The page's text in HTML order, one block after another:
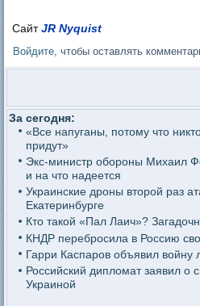
СайтJR Nyquist
Войдите , чтобы оставлять
За сегодня:
«Все напуганы, потому что
придут»
Экс-министр обороны Михаил
и на что надеется
Украинские дроны второй раз
Екатеринбурге
Кто такой «Пал Лаич»?
КНДР перебросила в Россию
Гарри Каспаров объявил войну
Российский дипломат заявил о
Украиной